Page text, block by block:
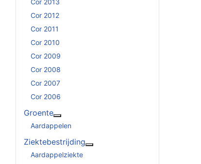
Cor 2012
Cor 2011
Cor 2010
Cor 2009
Cor 2008
Cor 2007
Cor 2006
Groente
Meer over: Groente
Aardappelen
Ziektebestrijding
Aardappelziekte